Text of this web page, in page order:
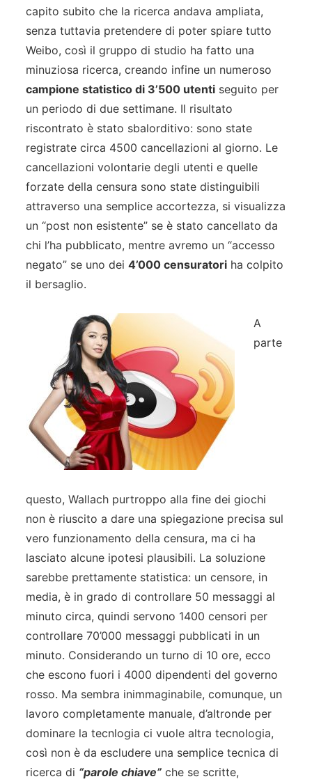
capito subito che la ricerca andava ampliata,
senza tuttavia pretendere di poter spiare tutto
Weibo, così il gruppo di studio ha fatto una
minuziosa ricerca, creando infine un numeroso
campione statistico di 3’500 utentiseguito per
un periodo di due settimane. Il risultato
riscontrato è stato sbalorditivo: sono state
registrate circa 4500 cancellazioni al giorno. Le
cancellazioni volontarie degli utenti e quelle
forzate della censura sono state distinguibili
attraverso una semplice accortezza, si visualizza
un “post non esistente” se è stato cancellato da
chi l’ha pubblicato, mentre avremo un “accesso
negato” se uno dei 4’000 censuratoriha colpito
il bersaglio.
A
parte
questo, Wallach purtroppo alla fine dei giochi
non è riuscito a dare una spiegazione precisa sul
vero funzionamento della censura, ma ci ha
lasciato alcune ipotesi plausibili. La soluzione
sarebbe prettamente statistica: un censore, in
media, è in grado di controllare 50 messaggi al
minuto circa, quindi servono 1400 censori per
controllare 70’000 messaggi pubblicati in un
minuto. Considerando un turno di 10 ore, ecco
che escono fuori i 4000 dipendenti del governo
rosso. Ma sembra inimmaginabile, comunque, un
lavoro completamente manuale, d’altronde per
dominare la tecnlogia ci vuole altra tecnologia,
così non è da escludere una semplice tecnica di
ricerca di “parole chiave”che se scritte,